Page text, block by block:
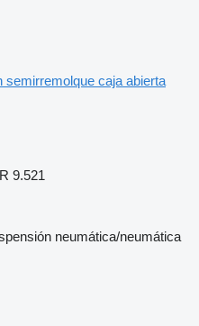
semirremolque caja abierta
9.521
neumática/neumática